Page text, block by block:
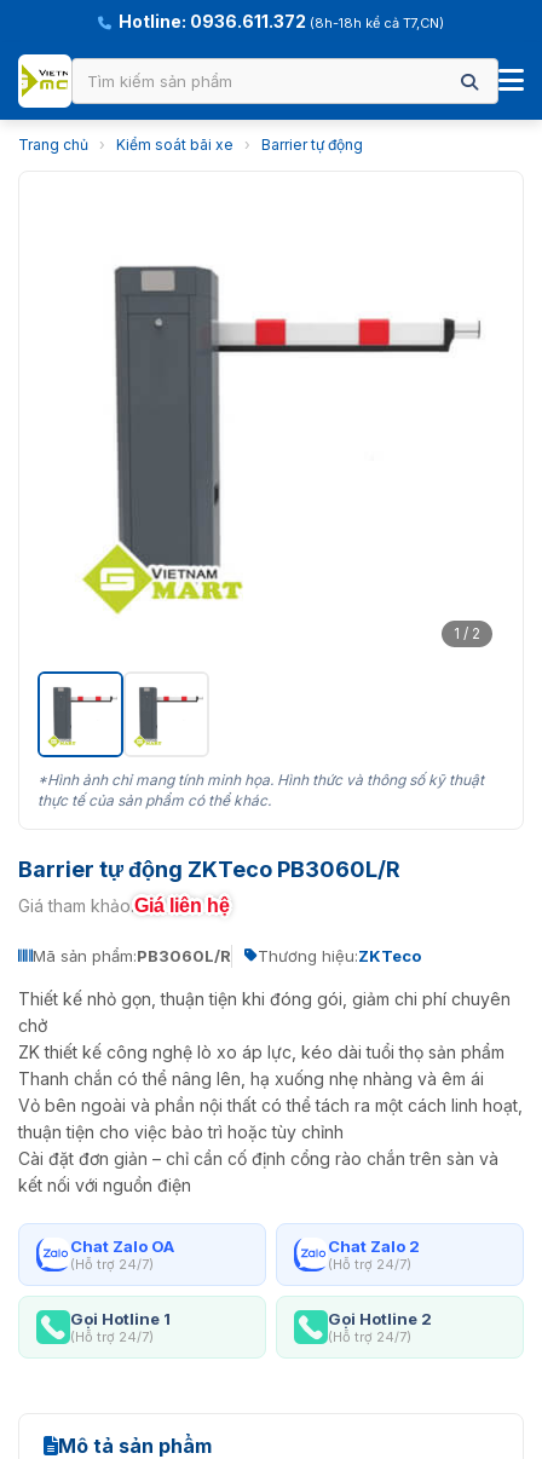
Hotline: 0936.611.372 (8h-18h kể cả T7,CN)
Trang chủ › Kiểm soát bãi xe › Barrier tự động
1 / 2
*Hình ảnh chỉ mang tính minh họa. Hình thức và thông số kỹ thuật
thực tế của sản phẩm có thể khác.
Barrier tự động ZKTeco PB3060L/R
Giá tham khảo:Giá liên hệ
Mã sản phẩm:PB3060L/R Thương hiệu:ZKTeco
Thiết kế nhỏ gọn, thuận tiện khi đóng gói, giảm chi phí chuyên
chở
ZK thiết kế công nghệ lò xo áp lực, kéo dài tuổi thọ sản phẩm
Thanh chắn có thể nâng lên, hạ xuống nhẹ nhàng và êm ái
Vỏ bên ngoài và phần nội thất có thể tách ra một cách linh hoạt,
thuận tiện cho việc bảo trì hoặc tùy chỉnh
Cài đặt đơn giản – chỉ cần cố định cổng rào chắn trên sàn và
kết nối với nguồn điện
Chat Zalo OA
(Hỗ trợ 24/7)
Chat Zalo 2
(Hỗ trợ 24/7)
Gọi Hotline 1
(Hỗ trợ 24/7)
Gọi Hotline 2
(Hỗ trợ 24/7)
Mô tả sản phẩm